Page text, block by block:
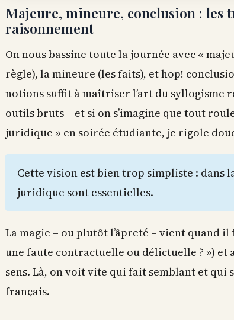
Majeure, mineure, conclusion : les
raisonnement
On nous bassine toute la journée avec «
règle), la mineure (les faits), et hop!
notions suffit à maîtriser l’art du syllogisme
outils bruts – et si on s’imagine que tout
juridique » en soirée étudiante, je rigole
Cette vision est bien trop simpliste :
juridique sont essentielles.
La magie – ou plutôt l’âpreté – vient quand
une faute contractuelle ou délictuelle ? »)
sens. Là, on voit vite qui fait semblant et
français.